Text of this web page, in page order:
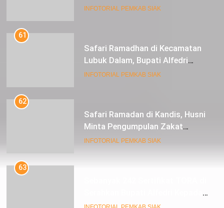
kepada Masyarakat Tualang
INFOTORIAL PEMKAB SIAK
61
Safari Ramadhan di Kecamatan
Lubuk Dalam, Bupati Alfedri
Mengingatkan Masyarakat
INFOTORIAL PEMKAB SIAK
62
Safari Ramadan di Kandis, Husni
Minta Pengumpulan Zakat
Meningkat
INFOTORIAL PEMKAB SIAK
63
Masyarakat Kerinci Kiri